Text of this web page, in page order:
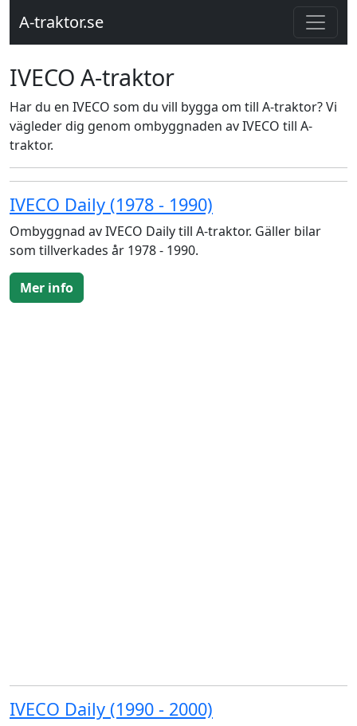
A-traktor.se
IVECO A-traktor
Har du en IVECO som du vill bygga om till A-traktor? Vi
vägleder dig genom ombyggnaden av IVECO till A-
traktor.
IVECO Daily (1978 - 1990)
Ombyggnad av IVECO Daily till A-traktor. Gäller bilar
som tillverkades år 1978 - 1990.
Mer info
IVECO Daily (1990 - 2000)